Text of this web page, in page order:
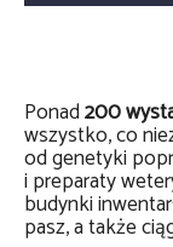
Ponad200
wszystko, co
od genetyki
i preparaty
budynki
pasz, a także